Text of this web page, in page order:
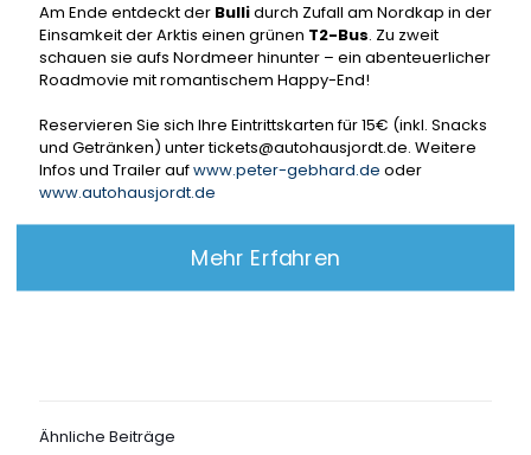
Am Ende entdeckt der Bullidurch Zufall am Nordkap in der
Einsamkeit der Arktis einen grünen T2-Bus. Zu zweit
schauen sie aufs Nordmeer hinunter – ein abenteuerlicher
Roadmovie mit romantischem Happy-End!
Reservieren Sie sich Ihre Eintrittskarten für 15€ (inkl. Snacks
und Getränken) unter tickets@autohausjordt.de. Weitere
Infos und Trailer aufwww.peter-gebhard.de oder
www.autohausjordt.de
Mehr Erfahren
Ähnliche Beiträge